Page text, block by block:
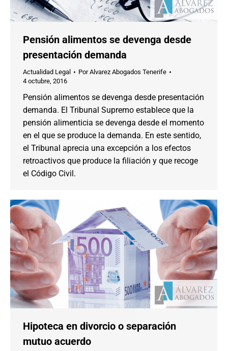
Pensión alimentos se devenga desde
presentación demanda
Actualidad Legal PorAlvarez Abogados Tenerife
4 octubre, 2016
Pensión alimentos se devenga desde presentación
demanda. El Tribunal Supremo establece que la
pensión alimenticia se devenga desde el momento
en el que se produce la demanda. En este sentido,
el Tribunal aprecia una excepción a los efectos
retroactivos que produce la filiación y que recoge
el Código Civil.
Hipoteca en divorcio o separación
mutuo acuerdo